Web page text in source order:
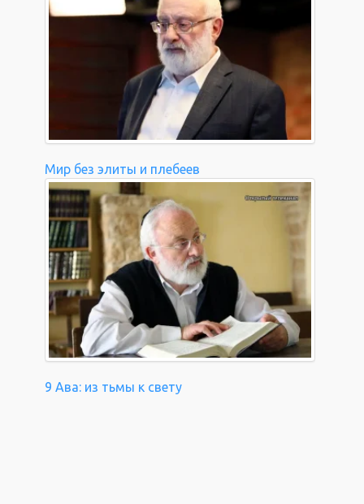
Мир без элиты и плебеев
9 Ава: из тьмы к свету